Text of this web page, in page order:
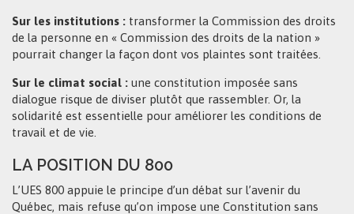
Sur les institutions : transformer la Commission des droits
de la personne en « Commission des droits de la nation »
pourrait changer la façon dont vos plaintes sont traitées.
Sur le climat social : une constitution imposée sans
dialogue risque de diviser plutôt que rassembler. Or, la
solidarité est essentielle pour améliorer les conditions de
travail et de vie.
LA POSITION DU 800
L’UES 800 appuie le principe d’un débat sur l’avenir du
Québec, mais refuse qu’on impose une Constitution sans